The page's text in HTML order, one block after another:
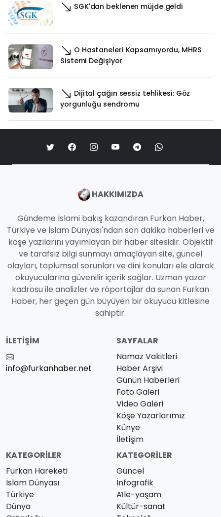
SGK'dan beklenen müjde geldi
O Hastaneleri Kapsamıyordu, MHRS
Sistemi Değişiyor
Dijital çağın sessiz tehlikesi: Göz
yorgunluğu sendromu
HAKKIMIZDA
Gündeme İslami bakış kazandıran Furkan Haber,
Türkiye ve İslam Dünyası'ndan son dakika haberleri ve
köşe yazılarını yayımlayan bir haber sitesidir. Objektif
ve tarafsız bilgi sunmayı amaçlayan site, güncel
olayları, toplumsal sorunları ve dini konuları ele alarak
okuyucularına güvenilir içerik sağlar. Uzman yazar
kadrosu ile analizler ve röportajlar da sunan Furkan
Haber, her geçen gün büyüyen bir okuyucu kitlesine
sahiptir.
İLETIŞIM
info@furkanhaber.net
SAYFALAR
Namaz Vakitleri
Haber Arşivi
Günün Haberleri
Foto Galeri
Video Galeri
Köşe Yazarlarımız
Künye
İletişim
KATEGORILER
Furkan Hareketi
İslam Dünyası
Türkiye
Dünya
KATEGORILER
Güncel
İnfografik
Ai̇le-yaşam
Kültür-sanat